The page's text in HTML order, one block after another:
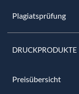
Plagiatsprüfung
DRUCKPRODUKTE
Preisübersicht